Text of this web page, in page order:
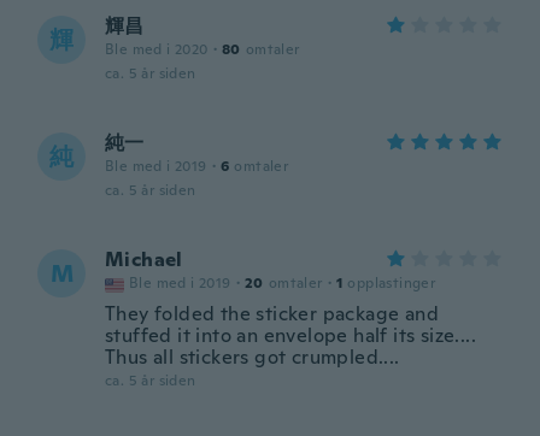
輝 輝昌
Ble med i 2020 · 80 omtaler
ca. 5 år siden
純 純一
Ble med i 2019 · 6 omtaler
ca. 5 år siden
M Michael
Ble med i 2019 · 20 omtaler · 1 opplastinger
They folded the sticker package and
stuffed it into an envelope half its size....
Thus all stickers got crumpled....
ca. 5 år siden